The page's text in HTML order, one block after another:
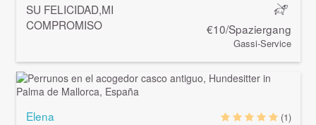
SU FELICIDAD,MI
COMPROMISO
€10/Spaziergang
Gassi-Service
Elena
(1)